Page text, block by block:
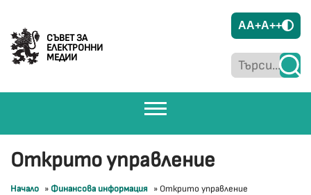
СЪВЕТ ЗА
ЕЛЕКТРОННИ
МЕДИИ
AA+A++
Открито управление
Начало » Финансова информация » Открито управление